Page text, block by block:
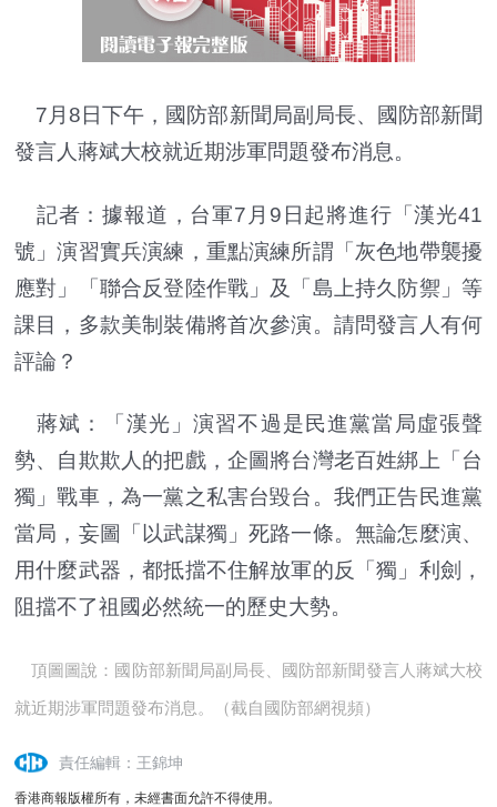
7月8日下午，國防部新聞局副局長、國防部新聞
發言人蔣斌大校就近期涉軍問題發布消息。
記者：據報道，台軍7月9日起將進行「漢光41
號」演習實兵演練，重點演練所謂「灰色地帶襲擾
應對」「聯合反登陸作戰」及「島上持久防禦」等
課目，多款美制裝備將首次參演。請問發言人有何
評論？
蔣斌：「漢光」演習不過是民進黨當局虛張聲
勢、自欺欺人的把戲，企圖將台灣老百姓綁上「台
獨」戰車，為一黨之私害台毀台。我們正告民進黨
當局，妄圖「以武謀獨」死路一條。無論怎麼演、
用什麼武器，都抵擋不住解放軍的反「獨」利劍，
阻擋不了祖國必然統一的歷史大勢。
頂圖圖說：國防部新聞局副局長、國防部新聞發言人蔣斌大校
就近期涉軍問題發布消息。（截自國防部網視頻）
責任編輯：王錦坤
香港商報版權所有，未經書面允許不得使用。